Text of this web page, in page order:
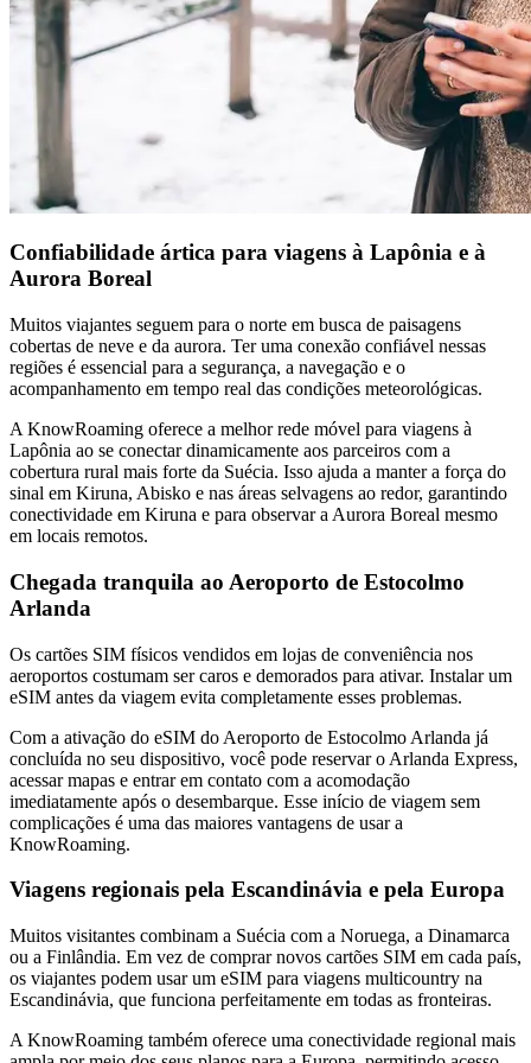
Confiabilidade ártica para viagens à Lapônia e à
Aurora Boreal
Muitos viajantes seguem para o norte em busca de paisagens
cobertas de neve e da aurora. Ter uma conexão confiável nessas
regiões é essencial para a segurança, a navegação e o
acompanhamento em tempo real das condições meteorológicas.
A KnowRoaming oferece a melhor rede móvel para viagens à
Lapônia ao se conectar dinamicamente aos parceiros com a
cobertura rural mais forte da Suécia. Isso ajuda a manter a força do
sinal em Kiruna, Abisko e nas áreas selvagens ao redor, garantindo
conectividade em Kiruna e para observar a Aurora Boreal mesmo
em locais remotos.
Chegada tranquila ao Aeroporto de Estocolmo
Arlanda
Os cartões SIM físicos vendidos em lojas de conveniência nos
aeroportos costumam ser caros e demorados para ativar. Instalar um
eSIM antes da viagem evita completamente esses problemas.
Com a ativação do eSIM do Aeroporto de Estocolmo Arlanda já
concluída no seu dispositivo, você pode reservar o Arlanda Express,
acessar mapas e entrar em contato com a acomodação
imediatamente após o desembarque. Esse início de viagem sem
complicações é uma das maiores vantagens de usar a
KnowRoaming.
Viagens regionais pela Escandinávia e pela Europa
Muitos visitantes combinam a Suécia com a Noruega, a Dinamarca
ou a Finlândia. Em vez de comprar novos cartões SIM em cada país,
os viajantes podem usar um eSIM para viagens multicountry na
Escandinávia, que funciona perfeitamente em todas as fronteiras.
A KnowRoaming também oferece uma conectividade regional mais